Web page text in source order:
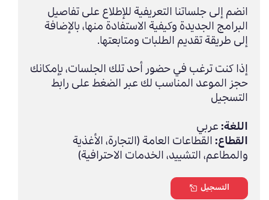
انضم إلى جلساتنا التعريفية للإطلاع على تفاصيل
البرامج الجديدة وكيفية الاستفادة منها، بالإضافة
إلى طريقة تقديم الطلبات ومتابعتها.
إذا كنت ترغب في حضور أحد تلك الجلسات، بإمكانك
حجز الموعد المناسب لك عبر الضغط على رابط
التسجيل
اللغة:عربي
القطاع:القطاعات العامة (التجارة، الأغذية
والمطاعم، التشييد، الخدمات الاحترافية)
التسجيل